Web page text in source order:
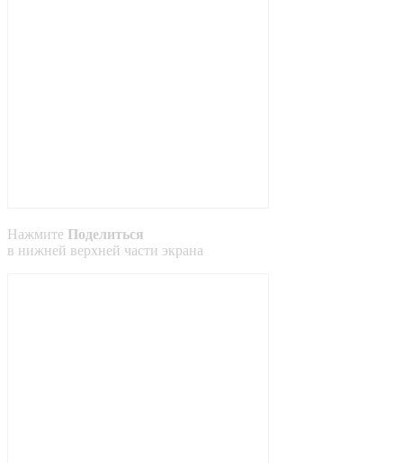
Нажмите Поделиться
в нижней верхней части экрана